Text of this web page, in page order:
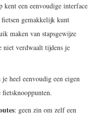
kent een eenvoudige interface
gemakkelijk kunt
maken van stapsgewijze
niet verdwaalt tijdens je
heel eenvoudig een eigen
fietsknooppunten.
: geen zin om zelf een